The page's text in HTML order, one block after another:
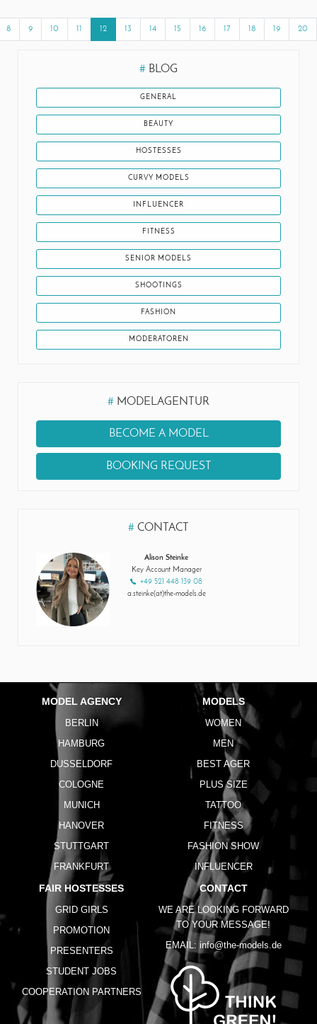
8 9 10 11 12 13 14 15 16 17 18 19 20
# BLOG
GENERAL
BEAUTY
HOSTESSES
CURVY MODELS
INFLUENCER
FITNESS
SENIOR MODELS
SHOOTINGS
FASHION
MODERATOREN
# MODELAGENTUR
BECOME A MODEL
BOOKING REQUEST
# CONTACT
Alison Steinke
Key Account Manager
+49 521 448 139 08
a.steinke(at)the-models.de
MODEL AGENCY
BERLIN
HAMBURG
DUSSELDORF
COLOGNE
MUNICH
HANOVER
STUTTGART
FRANKFURT
MODELS
WOMEN
MEN
BEST AGER
PLUS SIZE
TATTOO
FITNESS
FASHION SHOW
INFLUENCER
FAIR HOSTESSES
GRID GIRLS
PROMOTION
PRESENTERS
STUDENT JOBS
COOPERATION PARTNERS
CONTACT
WE ARE LOOKING FORWARD
TO YOUR MESSAGE!
EMAIL: info@the-models.de